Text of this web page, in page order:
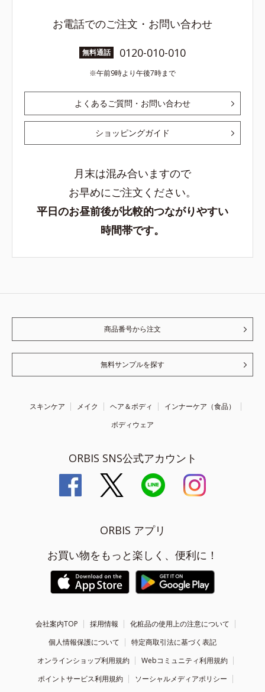
お電話でのご注文・お問い合わせ
無料通話 0120-010-010
午前9時より午後7時まで
よくあるご質問・お問い合わせ
ショッピングガイド
月末は混み合いますので
お早めにご注文ください。
平日のお昼前後が比較的つながりやすい
時間帯です。
商品番号から注文
無料サンプルを探す
スキンケア メイク ヘア＆ボディ
インナーケア（食品）
ボディウェア
ORBIS SNS公式アカウント
ORBIS アプリ
お買い物をもっと楽しく、便利に！
会社案内TOP 採用情報
化粧品の使用上の注意について
個人情報保護について
特定商取引法に基づく表記
オンラインショップ利用規約
Webコミュニティ利用規約
ポイントサービス利用規約
ソーシャルメディアポリシー